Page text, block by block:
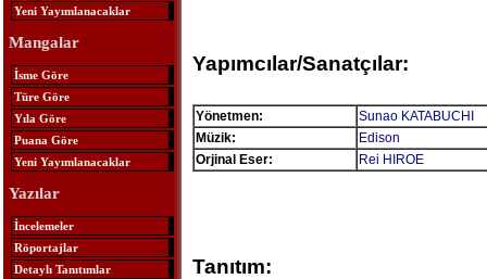
Yeni Yayımlanacaklar
Mangalar
İsme Göre
Türe Göre
Yıla Göre
Puana Göre
Yeni Yayımlanacaklar
Yazılar
İncelemeler
Röportajlar
Detaylı Tanıtımlar
Yapımcılar/Sanatçılar:
Yönetmen:
Sunao KATABUCHI
Müzik:
Edison
Orjinal Eser:
Rei HIROE
Tanıtım: